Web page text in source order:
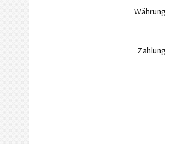
Währung
Zahlung